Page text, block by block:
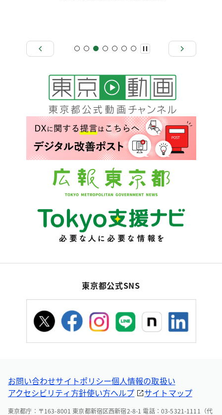
東京都公式SNS
お問い合わせサイトポリシー個人情報の取扱い
アクセシビリティ方針使い方ヘルプ サイトマップ
東京都庁：〒163-8001 東京都新宿区西新宿2-8-1 電話：03-5321-1111（代